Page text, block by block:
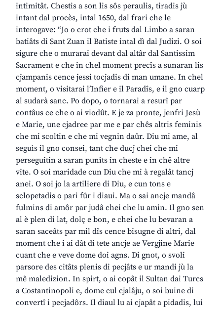
intimitât. Chestis a son lis sôs peraulis, tiradis jù
intant dal procès, intal 1650, dal frari che le
interogave: “Jo o crot che i fruts dal Limbo a saran
batiâts di Sant Zuan il Batiste intal dì dal Judizi. O soi
sigure che o murarai devant dal altâr dal Santissim
Sacrament e che in chel moment precîs a sunaran lis
cjampanis cence jessi tocjadis di man umane. In chel
moment, o visitarai l’Infier e il Paradîs, e il gno cuarp
al sudarà sanc. Po dopo, o tornarai a resurî par
contâus ce che o ai viodût. E je za pronte, jenfri Jesù
e Marie, une cjadree par me e par chês altris feminis
che mi scoltin e che mi vegnin daûr. Diu mi ame, al
seguìs il gno consei, tant che ducj chei che mi
perseguitin a saran punîts in cheste e in chê altre
vite. O soi maridade cun Diu che mi à regalât tancj
anei. O soi jo la artiliere di Diu, e cun tons e
sclopetadis o pari fûr i diaui. Ma o sai ancje mandâ
fulmins di amôr par judâ chei che lu amin. Il gno sen
al è plen di lat, dolç e bon, e chei che lu bevaran a
saran saceâts par mil dîs cence bisugne di altri, dal
moment che i ai dât di tete ancje ae Vergjine Marie
cuant che e veve dome doi agns. Di gnot, o svoli
parsore des citâts plenis di pecjâts e ur mandi jù la
mê maledizion. In spirt, o ai copât il Sultan dai Turcs
a Costantinopoli e, dome cul cjalâju, o soi buine di
convertî i pecjadôrs. Il diaul lu ai cjapât a pidadis, lui